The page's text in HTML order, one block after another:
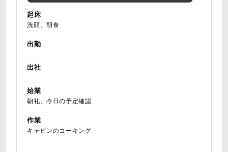
起床
洗顔、朝食
出勤
出社
始業
朝礼、今日の予定確認
作業
キャビンのコーキング